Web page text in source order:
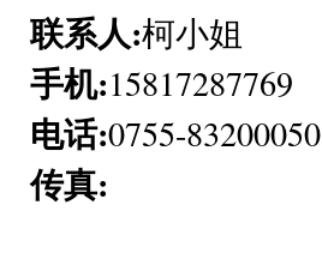
联系人:柯小姐
手机:15817287769
电话:0755-
传真: